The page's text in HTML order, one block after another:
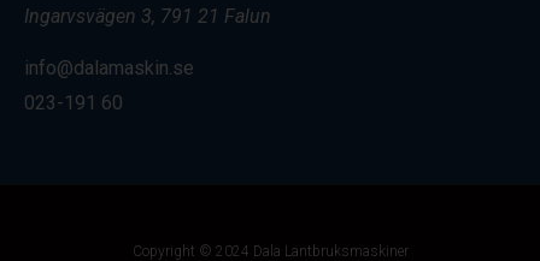
Ingarvsvägen 3, 791 21 Falun
info@dalamaskin.se
023-191 60
Copyright © 2024 Dala Lantbruksmaskiner